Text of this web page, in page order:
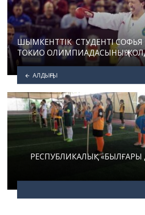
ШЫМКЕНТТІК СТУДЕНТІ СОФЬЯ
ТОКИО ОЛИМПИАДАСЫНЫҢ
АЛДЫҢҒЫ
РЕСПУБЛИКАЛЫҚ